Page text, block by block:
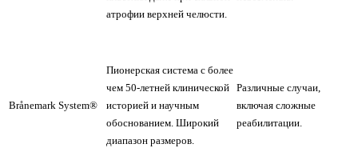
атрофии верхней челюсти.
Brånemark System®
Пионерская система с более
чем 50-летней клинической
историей и научным
обоснованием. Широкий
диапазон размеров.
Различные случаи,
включая сложные
реабилитации.